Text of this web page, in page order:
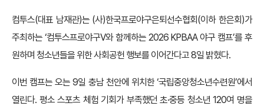
컴투스(대표 남재관)는 (사)한국프로야구은퇴선수협회(이하 한은회)가
주최하는 ‘컴투스프로야구V와 함께하는 2026 KPBAA 야구 캠프’를 후
원하며 청소년들을 위한 사회공헌 행보를 이어간다고 8일 밝혔다.
이번 캠프는 오는 9일 충남 천안에 위치한 ‘국립중앙청소년수련원’에서
열린다. 평소 스포츠 체험 기회가 부족했던 초·중등 청소년 120여 명을